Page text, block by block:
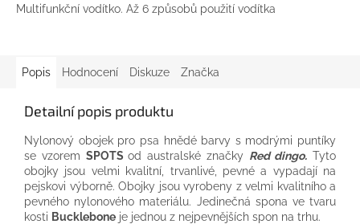
Multifunkční vodítko. Až 6 způsobů použití vodítka
Popis Hodnocení Diskuze Značka
Detailní popis produktu
Nylonový obojek pro psa hnědé barvy s modrými puntíky
se vzorem SPOTS od australské značky Red dingo. Tyto
obojky jsou velmi kvalitní, trvanlivé, pevné a vypadají na
pejskovi výborně. Obojky jsou vyrobeny z velmi kvalitního a
pevného nylonového materiálu. Jedinečná spona ve tvaru
kosti Bucklebone je jednou z nejpevnějších spon na trhu.